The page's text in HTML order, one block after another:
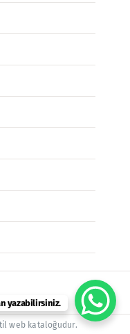
web kataloğudur.
yazabilirsiniz.